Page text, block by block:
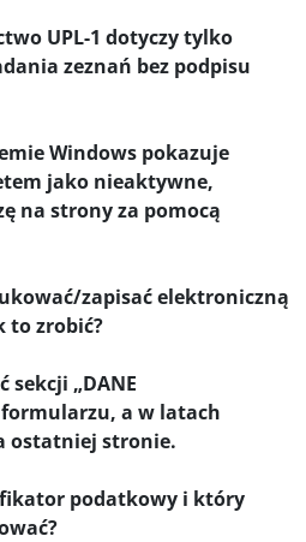
UPL-1 dotyczy tylko
zeznań bez podpisu
Windows pokazuje
jako nieaktywne,
na strony za pomocą
zapisać elektroniczną
to zrobić?
sekcji „DANE
formularzu, a w latach
ostatniej stronie.
podatkowy i który